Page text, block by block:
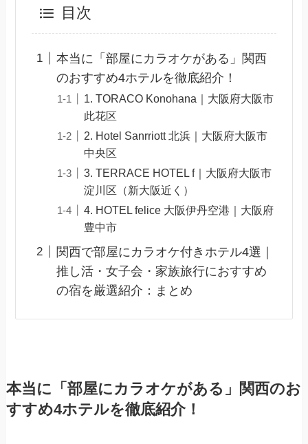
目次
本当に「部屋にカラオケがある」関西
のおすすめ4ホテルを徹底紹介！
1. TORACO Konohana｜大阪府大阪市
此花区
2. Hotel Sanrriott 北浜｜大阪府大阪市
中央区
3. TERRACE HOTEL f｜大阪府大阪市
淀川区（新大阪近く）
4. HOTEL felice 大阪伊丹空港｜大阪府
豊中市
関西で部屋にカラオケ付きホテル4選｜
推し活・女子会・家族旅行におすすめ
の宿を厳選紹介：まとめ
本当に「部屋にカラオケがある」関西のお
すすめ4ホテルを徹底紹介！